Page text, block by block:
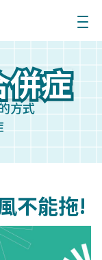
併症
併症
方式
不能拖!